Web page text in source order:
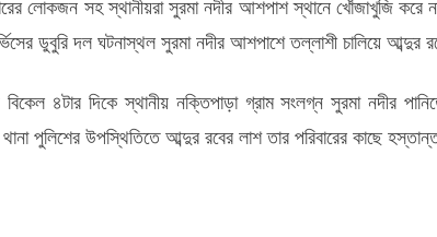
লোকজন সহ স্থানীয়রা সুরমা নদীর আশপাশ স্থানে খোঁজাখুজি করে
ডুবুরি দল ঘটনাস্থল সুরমা নদীর আশপাশে তল্লাশী চালিয়ে আব্দুর
বিকেল ৪টার দিকে স্থানীয় নক্তিপাড়া গ্রাম সংলগ্ন সুরমা নদীর
থানা পুলিশের উপস্থিতিতে আব্দুর রবের লাশ তার পরিবারের কাছে